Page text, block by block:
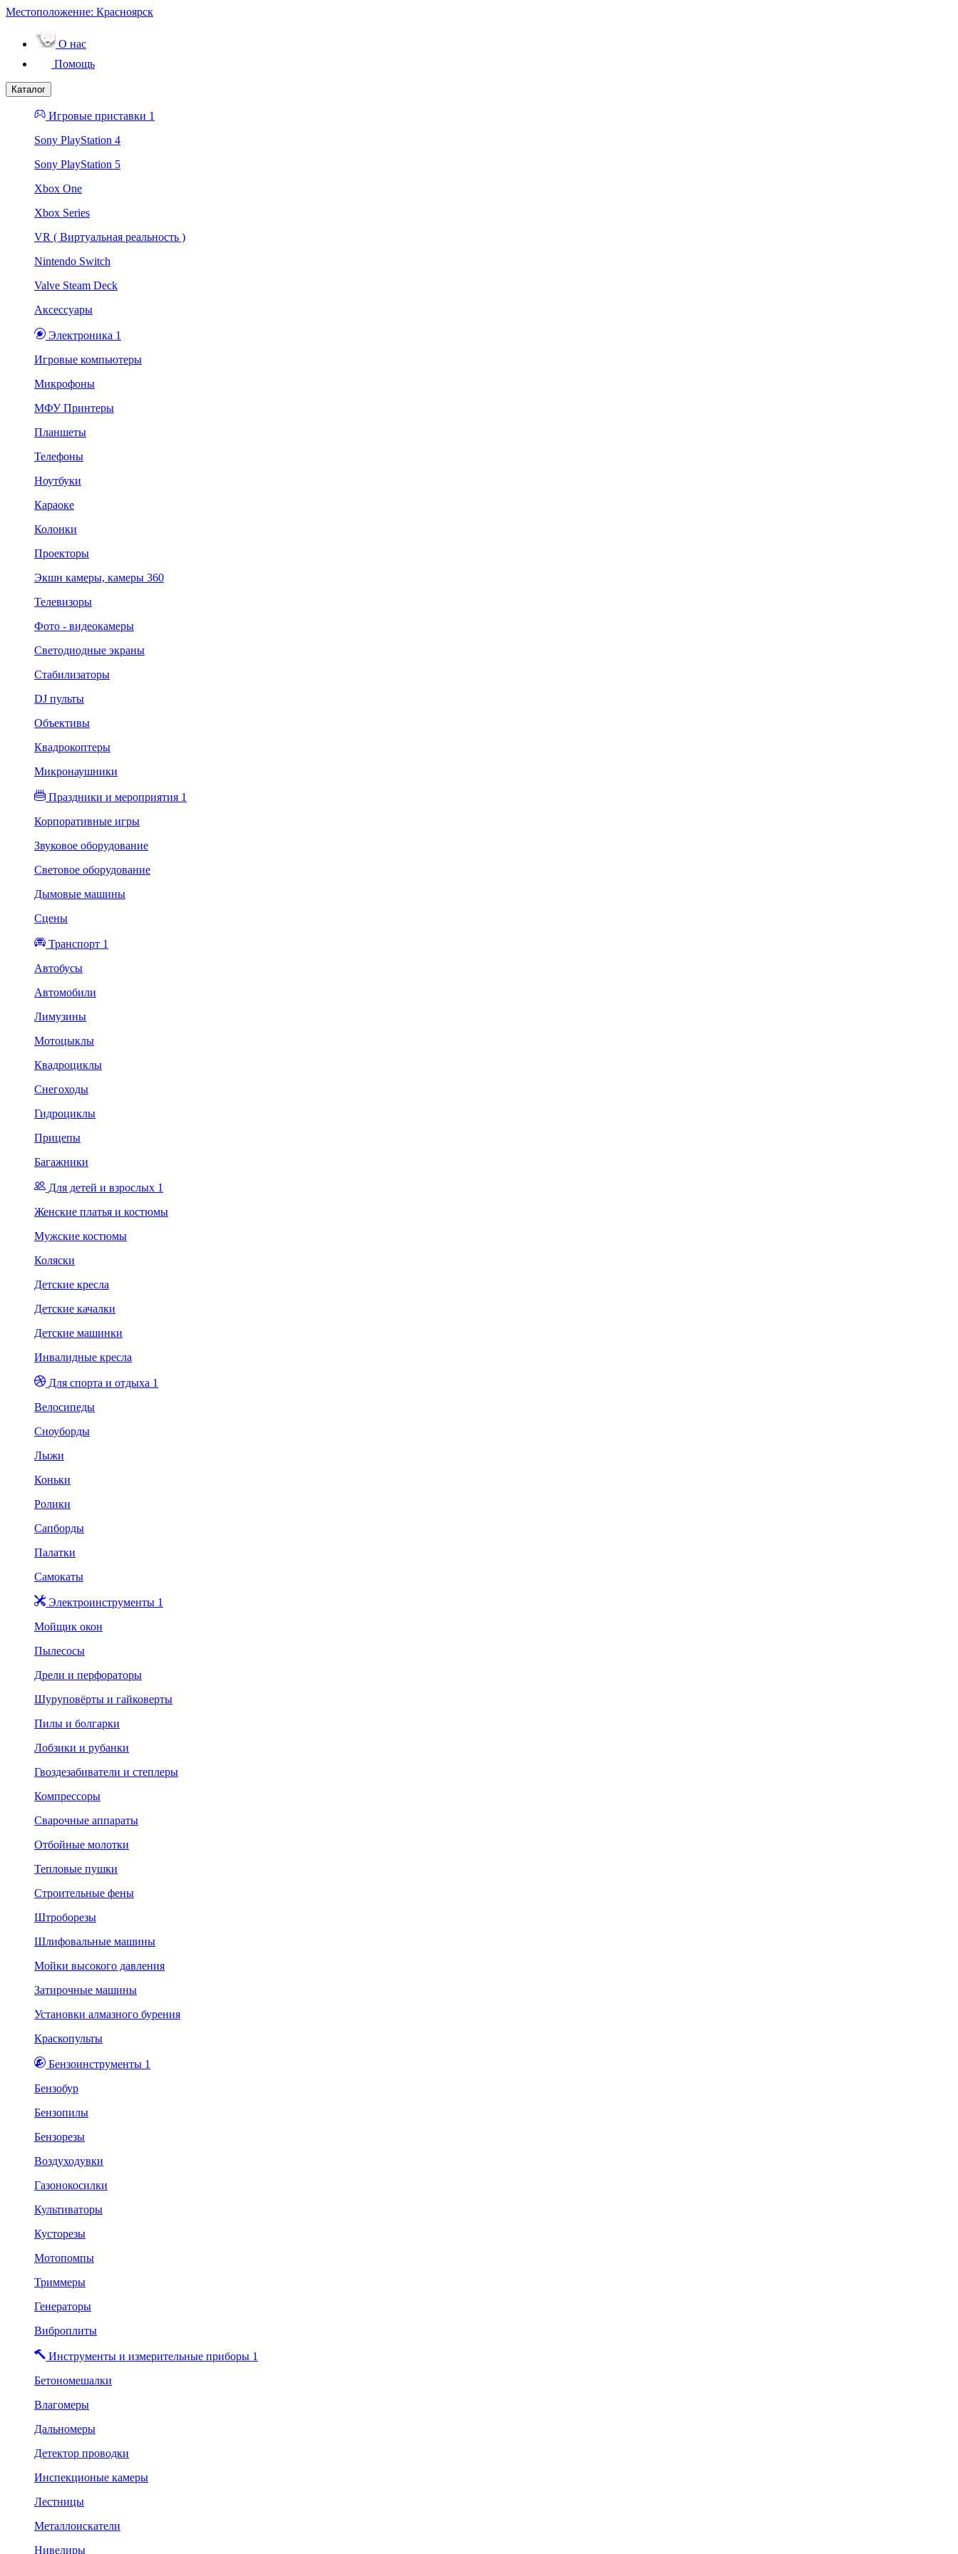
Местоположение: Красноярск
О нас
Помощь
Каталог
Игровые приставки 1
Sony PlayStation 4
Sony PlayStation 5
Xbox One
Xbox Series
VR ( Виртуальная реальность )
Nintendo Switch
Valve Steam Deck
Аксессуары
Электроника 1
Игровые компьютеры
Микрофоны
МФУ Принтеры
Планшеты
Телефоны
Ноутбуки
Караоке
Колонки
Проекторы
Экшн камеры, камеры 360
Телевизоры
Фото - видеокамеры
Светодиодные экраны
Стабилизаторы
DJ пульты
Объективы
Квадрокоптеры
Микронаушники
Праздники и мероприятия 1
Корпоративные игры
Звуковое оборудование
Световое оборудование
Дымовые машины
Сцены
Транспорт 1
Автобусы
Автомобили
Лимузины
Мотоцыклы
Квадроциклы
Снегоходы
Гидроциклы
Прицепы
Багажники
Для детей и взрослых 1
Женские платья и костюмы
Мужские костюмы
Коляски
Детские кресла
Детские качалки
Детские машинки
Инвалидные кресла
Для спорта и отдыха 1
Велосипеды
Сноуборды
Лыжи
Коньки
Ролики
Сапборды
Палатки
Самокаты
Электроинструменты 1
Мойщик окон
Пылесосы
Дрели и перфораторы
Шуруповёрты и гайковерты
Пилы и болгарки
Лобзики и рубанки
Гвоздезабиватели и степлеры
Компрессоры
Сварочные аппараты
Отбойные молотки
Тепловые пушки
Строительные фены
Штроборезы
Шлифовальные машины
Мойки высокого давления
Затирочные машины
Установки алмазного бурения
Краскопульты
Бензоинструменты 1
Бензобур
Бензопилы
Бензорезы
Воздуходувки
Газонокосилки
Культиваторы
Кусторезы
Мотопомпы
Триммеры
Генераторы
Виброплиты
Инструменты и измерительные приборы 1
Бетономешалки
Влагомеры
Дальномеры
Детектор проводки
Инспекционые камеры
Лестницы
Металлоискатели
Нивелиры